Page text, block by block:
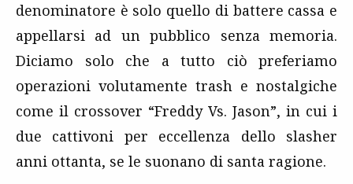
denominatore è solo quello di battere cassa e
appellarsi ad un pubblico senza memoria.
Diciamo solo che a tutto ciò preferiamo
operazioni volutamente trash e nostalgiche
come il crossover “Freddy Vs. Jason”, in cui i
due cattivoni per eccellenza dello slasher
anni ottanta, se le suonano di santa ragione.